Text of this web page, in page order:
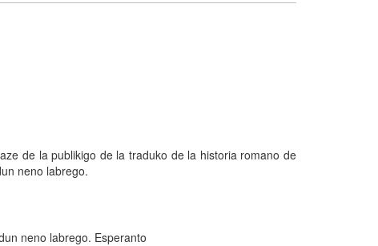
de la publikigo de la traduko de la historia romano de
neno labrego.
neno labrego. Esperanto